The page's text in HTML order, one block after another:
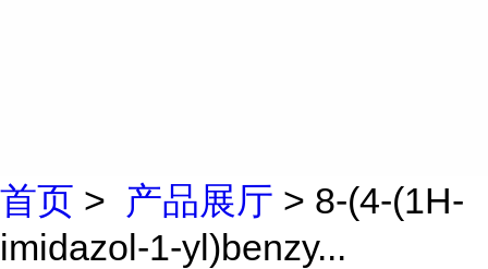
首页 > 产品展厅 > 8-(4-(1H-
imidazol-1-yl)benzy...